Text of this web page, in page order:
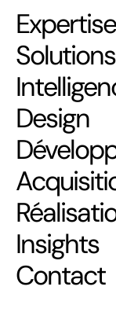
Solutions
Design
Insights
Contact